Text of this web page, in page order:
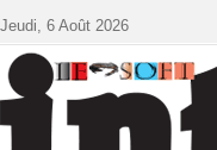
Jeudi, 6 Août 2026